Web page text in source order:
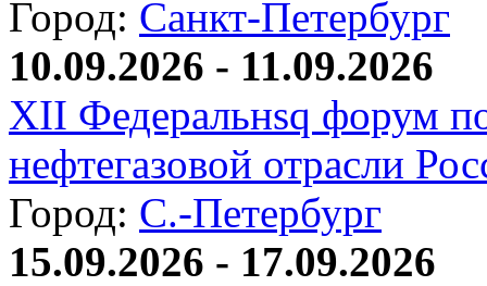
Город: Санкт-Петербург
10.09.2026 - 11.09.2026
XII Федеральнsq форум
нефтегазовой отрасли
Город: С.-Петербург
15.09.2026 - 17.09.2026